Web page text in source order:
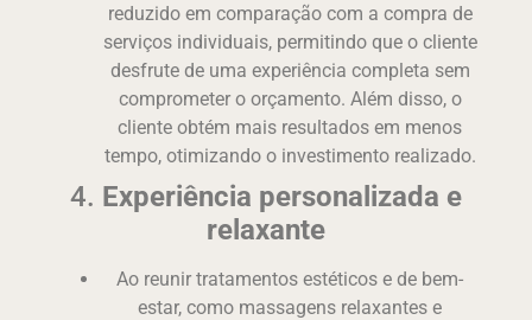
reduzido em comparação com a compra de
serviços individuais, permitindo que o cliente
desfrute de uma experiência completa sem
comprometer o orçamento. Além disso, o
cliente obtém mais resultados em menos
tempo, otimizando o investimento realizado.
4. Experiência personalizada e
relaxante
Ao reunir tratamentos estéticos e de bem-
estar, como massagens relaxantes e